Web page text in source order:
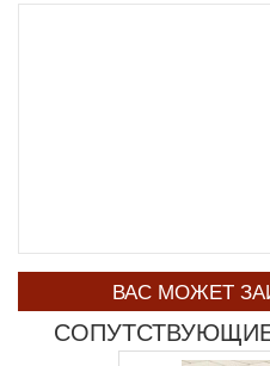
ВАС МОЖЕТ